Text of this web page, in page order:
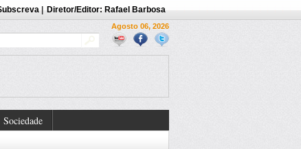
| Diretor/Editor: Rafael Barbosa
Agosto 06, 2026
Sociedade